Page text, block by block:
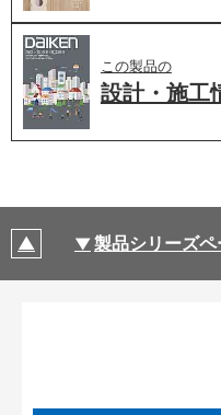
この製品の
設計・施工
製品シリーズ